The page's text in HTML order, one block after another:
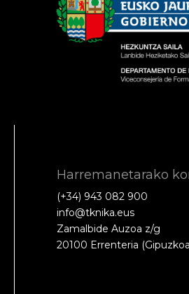
Harremanetarako
(+34) 943 082 900
info@tknika.eus
Zamalbide Auzoa z/g
20100 Errenteria